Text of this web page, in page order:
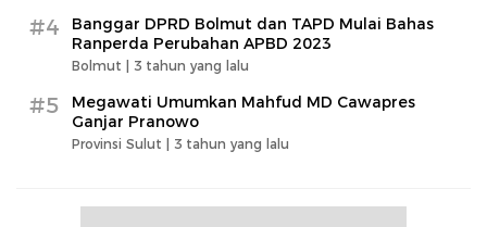
#4
Banggar DPRD Bolmut dan TAPD Mulai Bahas
Ranperda Perubahan APBD 2023
Bolmut | 3 tahun yang lalu
#5
Megawati Umumkan Mahfud MD Cawapres
Ganjar Pranowo
Provinsi Sulut | 3 tahun yang lalu